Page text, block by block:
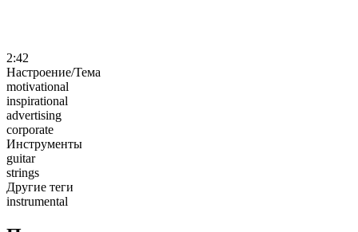
2:42
Настроение/Тема
motivational
inspirational
advertising
corporate
Инструменты
guitar
strings
Другие теги
instrumental